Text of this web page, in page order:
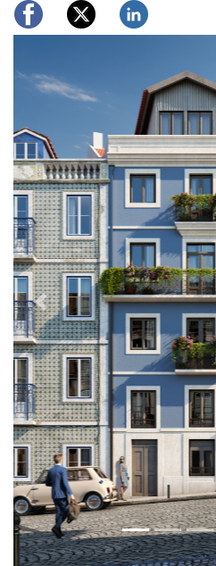
Previous
Ciente de que os potenciais
utilizadores finais ou puros
mais bem informados sobre o
exigentes quanto ao
comercial dos activos, a
ao encontro das diferentes
oferecendo produtos que
tendências do mercado, e que
excelente localização
construtiva, e um design
E a verdade é que todos os